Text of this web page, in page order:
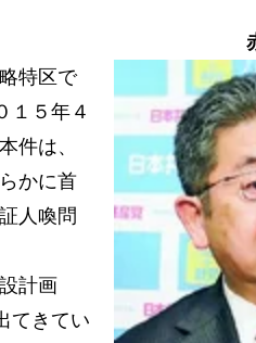
特区で
１５年４
件は、
かに首
人喚問
計画
てきてい